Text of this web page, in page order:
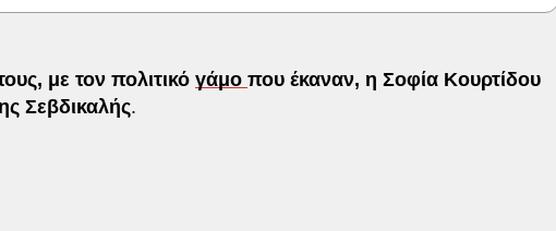
με τον πολιτικό γάμο που έκαναν, η Σοφία Κουρτίδου
Σεβδικαλής.